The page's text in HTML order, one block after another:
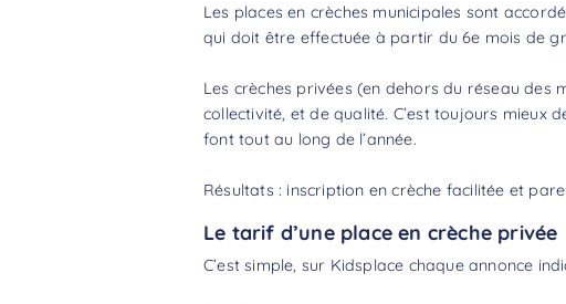
Les places en crèches municipales sont
qui doit être effectuée à partir du 6e mois de
Les crèches privées (en dehors du réseau des
collectivité, et de qualité. C’est toujours mieux
font tout au long de l’année.
Résultats : inscription en crèche facilitée et
Le tarif d’une place en crèche privée
C’est simple, sur Kidsplace chaque annonce